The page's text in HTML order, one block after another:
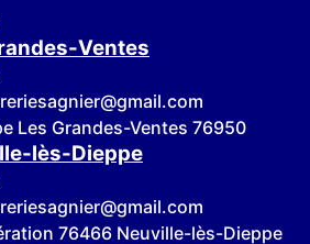
Ventes
Les Grandes-Ventes 76950
lès-Dieppe
76466 Neuville-lès-Dieppe